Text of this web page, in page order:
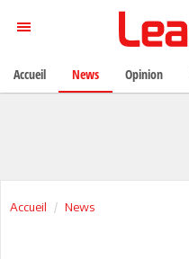
Accueil News
Accueil News Opinion